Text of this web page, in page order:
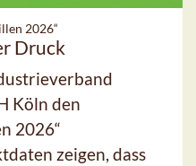
2026“
Druck
Köln den
2026“
zeigen, dass